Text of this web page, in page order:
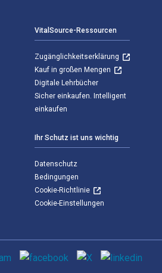
VitalSource-Ressourcen
Zugänglichkeitserklärung
Kauf in großen Mengen
Digitale Lehrbücher
Sicher einkaufen. Intelligent
einkaufen
Ihr Schutz ist uns wichtig
Datenschutz
Bedingungen
Cookie-Richtlinie
Cookie-Einstellungen